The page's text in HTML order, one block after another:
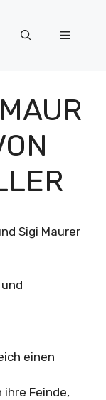
Menü
Sigi Maurer
einen
Feinde,